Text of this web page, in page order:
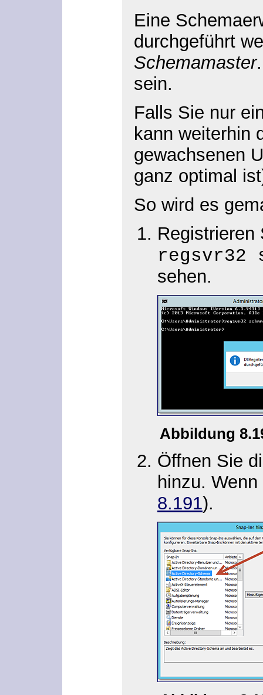
Eine
durchgeführt
Schemamaster
sein.
Falls Sie nur
kann weiterhin
gewachsenen
ganz optimal
So wird es
regsvr32
sehen.
Abbildung
Öffnen Sie
hinzu.
8.191).